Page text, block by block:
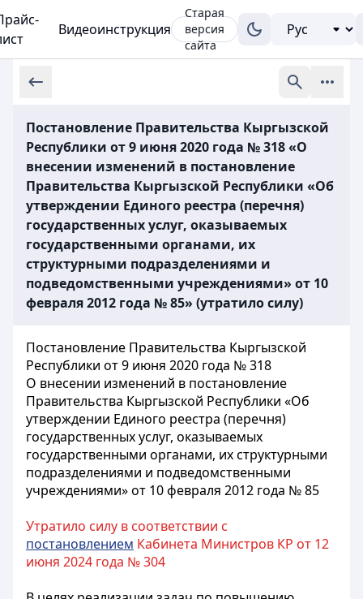
Видеоинструкция
Старая
версия
сайта
Постановление Правительства Кыргызской
Республики от 9 июня 2020 года № 318 «О
внесении изменений в постановление
Правительства Кыргызской Республики «Об
утверждении Единого реестра (перечня)
государственных услуг, оказываемых
государственными органами, их
структурными подразделениями и
подведомственными учреждениями» от 10
февраля 2012 года № 85» (утратило силу)
Постановление Правительства Кыргызской
Республики от 9 июня 2020 года № 318
О внесении изменений в постановление
Правительства Кыргызской Республики «Об
утверждении Единого реестра (перечня)
государственных услуг, оказываемых
государственными органами, их структурными
подразделениями и подведомственными
учреждениями» от 10 февраля 2012 года № 85
Утратило силу в соответствии с
постановлением Кабинета Министров КР от 12
июня 2024 года № 304